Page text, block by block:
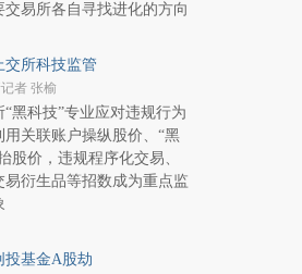
交易所各自寻找进化的方向
交所科技监管
者 张榆
“黑科技”专业应对违规行为
关联账户操纵股价、“黑
股价，违规程序化交易、
易衍生品等招数成为重点监
投基金A股劫